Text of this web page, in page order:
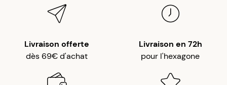
Livraison offerte
dès 69€ d'achat
Livraison en 72h
pour l'hexagone